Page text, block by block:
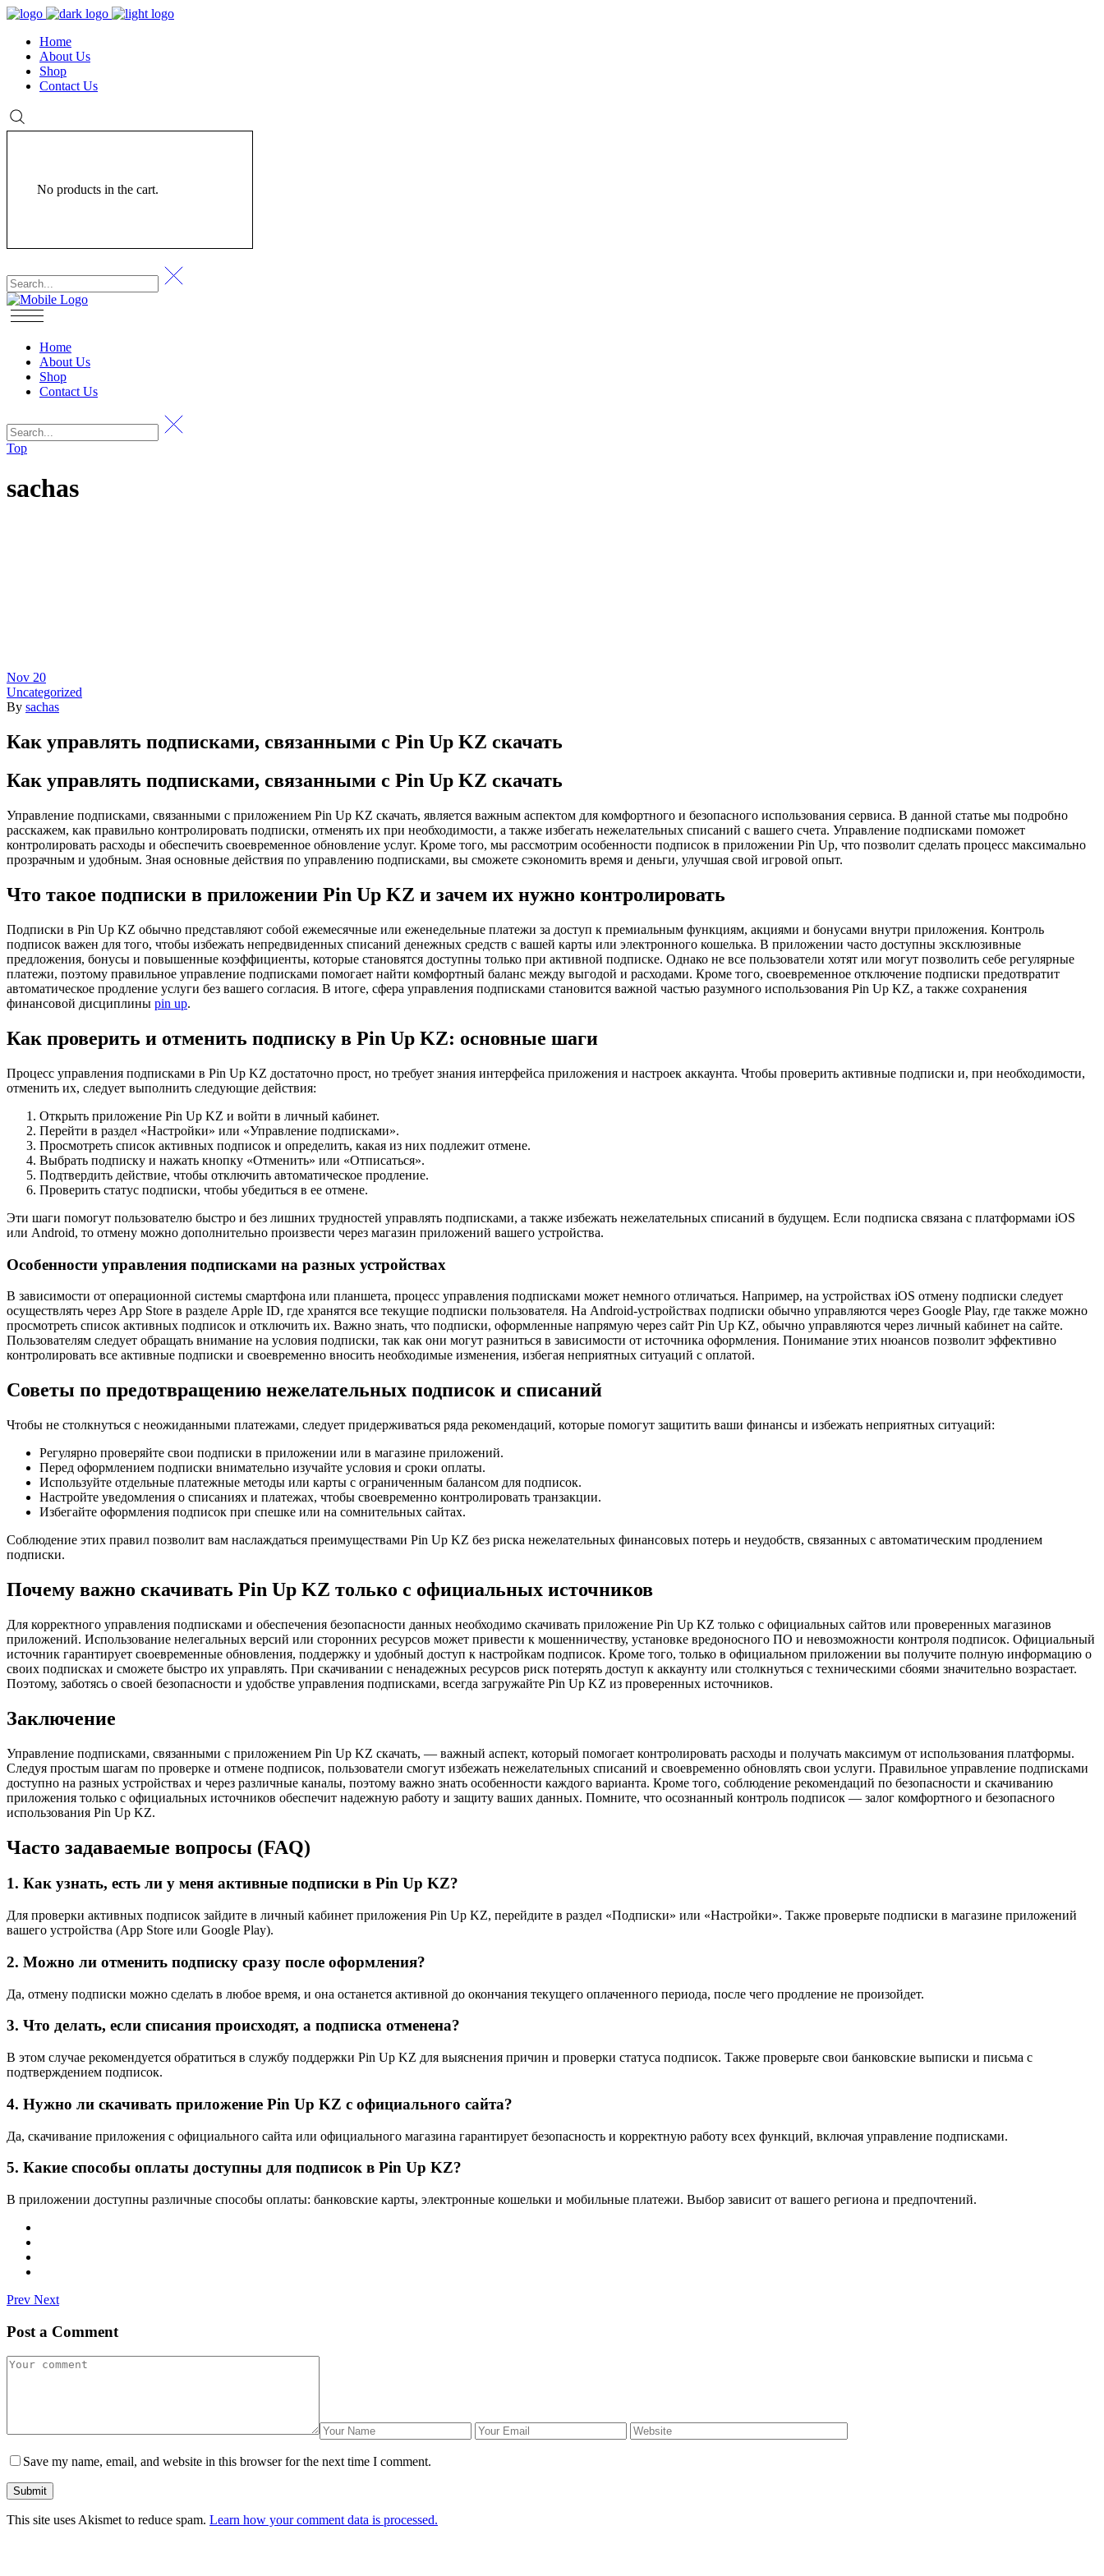
Home
About Us
Shop
Contact Us
No products in the cart.
Home
About Us
Shop
Contact Us
Top
sachas
Nov 20
Uncategorized
By sachas
Как управлять подписками, связанными с Pin Up KZ скачать
Как управлять подписками, связанными с Pin Up KZ скачать
Управление подписками, связанными с приложением Pin Up KZ скачать, является важным аспектом для комфортного и безопасного использования сервиса. В данной статье мы подробно
расскажем, как правильно контролировать подписки, отменять их при необходимости, а также избегать нежелательных списаний с вашего счета. Управление подписками поможет
контролировать расходы и обеспечить своевременное обновление услуг. Кроме того, мы рассмотрим особенности подписок в приложении Pin Up, что позволит сделать процесс максимально
прозрачным и удобным. Зная основные действия по управлению подписками, вы сможете сэкономить время и деньги, улучшая свой игровой опыт.
Что такое подписки в приложении Pin Up KZ и зачем их нужно контролировать
Подписки в Pin Up KZ обычно представляют собой ежемесячные или еженедельные платежи за доступ к премиальным функциям, акциями и бонусами внутри приложения. Контроль
подписок важен для того, чтобы избежать непредвиденных списаний денежных средств с вашей карты или электронного кошелька. В приложении часто доступны эксклюзивные
предложения, бонусы и повышенные коэффициенты, которые становятся доступны только при активной подписке. Однако не все пользователи хотят или могут позволить себе регулярные
платежи, поэтому правильное управление подписками помогает найти комфортный баланс между выгодой и расходами. Кроме того, своевременное отключение подписки предотвратит
автоматическое продление услуги без вашего согласия. В итоге, сфера управления подписками становится важной частью разумного использования Pin Up KZ, а также сохранения
финансовой дисциплины pin up.
Как проверить и отменить подписку в Pin Up KZ: основные шаги
Процесс управления подписками в Pin Up KZ достаточно прост, но требует знания интерфейса приложения и настроек аккаунта. Чтобы проверить активные подписки и, при необходимости,
отменить их, следует выполнить следующие действия:
Открыть приложение Pin Up KZ и войти в личный кабинет.
Перейти в раздел «Настройки» или «Управление подписками».
Просмотреть список активных подписок и определить, какая из них подлежит отмене.
Выбрать подписку и нажать кнопку «Отменить» или «Отписаться».
Подтвердить действие, чтобы отключить автоматическое продление.
Проверить статус подписки, чтобы убедиться в ее отмене.
Эти шаги помогут пользователю быстро и без лишних трудностей управлять подписками, а также избежать нежелательных списаний в будущем. Если подписка связана с платформами iOS
или Android, то отмену можно дополнительно произвести через магазин приложений вашего устройства.
Особенности управления подписками на разных устройствах
В зависимости от операционной системы смартфона или планшета, процесс управления подписками может немного отличаться. Например, на устройствах iOS отмену подписки следует
осуществлять через App Store в разделе Apple ID, где хранятся все текущие подписки пользователя. На Android-устройствах подписки обычно управляются через Google Play, где также можно
просмотреть список активных подписок и отключить их. Важно знать, что подписки, оформленные напрямую через сайт Pin Up KZ, обычно управляются через личный кабинет на сайте.
Пользователям следует обращать внимание на условия подписки, так как они могут разниться в зависимости от источника оформления. Понимание этих нюансов позволит эффективно
контролировать все активные подписки и своевременно вносить необходимые изменения, избегая неприятных ситуаций с оплатой.
Советы по предотвращению нежелательных подписок и списаний
Чтобы не столкнуться с неожиданными платежами, следует придерживаться ряда рекомендаций, которые помогут защитить ваши финансы и избежать неприятных ситуаций:
Регулярно проверяйте свои подписки в приложении или в магазине приложений.
Перед оформлением подписки внимательно изучайте условия и сроки оплаты.
Используйте отдельные платежные методы или карты с ограниченным балансом для подписок.
Настройте уведомления о списаниях и платежах, чтобы своевременно контролировать транзакции.
Избегайте оформления подписок при спешке или на сомнительных сайтах.
Соблюдение этих правил позволит вам наслаждаться преимуществами Pin Up KZ без риска нежелательных финансовых потерь и неудобств, связанных с автоматическим продлением
подписки.
Почему важно скачивать Pin Up KZ только с официальных источников
Для корректного управления подписками и обеспечения безопасности данных необходимо скачивать приложение Pin Up KZ только с официальных сайтов или проверенных магазинов
приложений. Использование нелегальных версий или сторонних ресурсов может привести к мошенничеству, установке вредоносного ПО и невозможности контроля подписок. Официальный
источник гарантирует своевременные обновления, поддержку и удобный доступ к настройкам подписок. Кроме того, только в официальном приложении вы получите полную информацию о
своих подписках и сможете быстро их управлять. При скачивании с ненадежных ресурсов риск потерять доступ к аккаунту или столкнуться с техническими сбоями значительно возрастает.
Поэтому, заботясь о своей безопасности и удобстве управления подписками, всегда загружайте Pin Up KZ из проверенных источников.
Заключение
Управление подписками, связанными с приложением Pin Up KZ скачать, — важный аспект, который помогает контролировать расходы и получать максимум от использования платформы.
Следуя простым шагам по проверке и отмене подписок, пользователи смогут избежать нежелательных списаний и своевременно обновлять свои услуги. Правильное управление подписками
доступно на разных устройствах и через различные каналы, поэтому важно знать особенности каждого варианта. Кроме того, соблюдение рекомендаций по безопасности и скачиванию
приложения только с официальных источников обеспечит надежную работу и защиту ваших данных. Помните, что осознанный контроль подписок — залог комфортного и безопасного
использования Pin Up KZ.
Часто задаваемые вопросы (FAQ)
1. Как узнать, есть ли у меня активные подписки в Pin Up KZ?
Для проверки активных подписок зайдите в личный кабинет приложения Pin Up KZ, перейдите в раздел «Подписки» или «Настройки». Также проверьте подписки в магазине приложений
вашего устройства (App Store или Google Play).
2. Можно ли отменить подписку сразу после оформления?
Да, отмену подписки можно сделать в любое время, и она останется активной до окончания текущего оплаченного периода, после чего продление не произойдет.
3. Что делать, если списания происходят, а подписка отменена?
В этом случае рекомендуется обратиться в службу поддержки Pin Up KZ для выяснения причин и проверки статуса подписок. Также проверьте свои банковские выписки и письма с
подтверждением подписок.
4. Нужно ли скачивать приложение Pin Up KZ с официального сайта?
Да, скачивание приложения с официального сайта или официального магазина гарантирует безопасность и корректную работу всех функций, включая управление подписками.
5. Какие способы оплаты доступны для подписок в Pin Up KZ?
В приложении доступны различные способы оплаты: банковские карты, электронные кошельки и мобильные платежи. Выбор зависит от вашего региона и предпочтений.
Prev Next
Post a Comment
Save my name, email, and website in this browser for the next time I comment.
Submit
This site uses Akismet to reduce spam. Learn how your comment data is processed.